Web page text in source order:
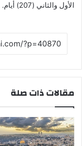
الأول والثاني (207) أيام.
مقالات ذات صلة